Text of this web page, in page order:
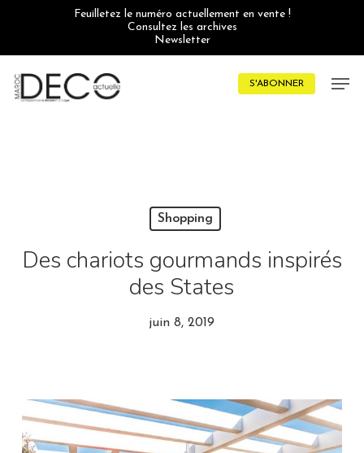
Feuilletez le numéro actuellement en vente !
Consultez les archives
Newsletter
S'ABONNER
Shopping
Des chariots gourmands inspirés
des States
juin 8, 2019